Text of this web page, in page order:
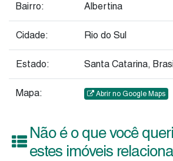
Bairro: Albertina
Cidade: Rio do Sul
Estado: Santa Catarina,
Mapa: Abrir no Google Maps
Não é o que você
estes imóveis